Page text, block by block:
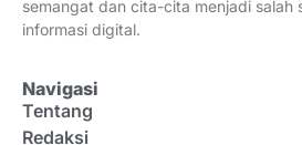
semangat dan cita-cita menjadi salah
informasi digital.
Navigasi
Tentang
Redaksi